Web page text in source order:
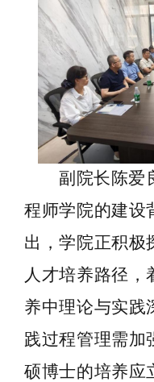
副院长陈爱
程师学院的建设
出，学院正积极
人才培养路径，
养中理论与实践
践过程管理需加
硕博士的培养应